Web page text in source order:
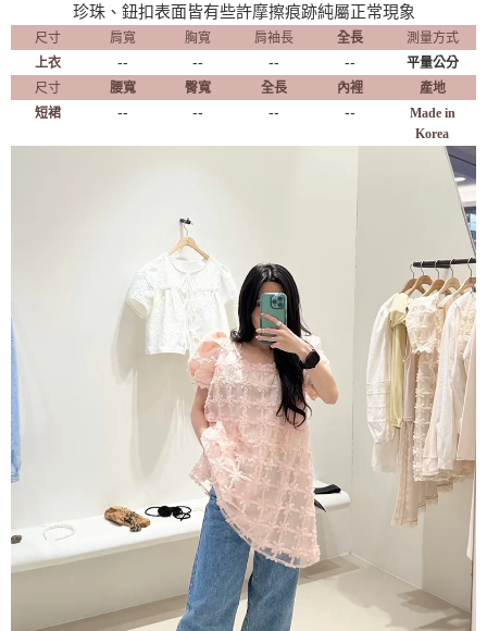
珍珠、鈕扣表面皆有些許摩擦痕跡純屬正常現象
尺寸 肩寬 胸寬 肩袖長 全長
測量方式
上衣
-- -- -- --
平量公分
尺寸
腰寬 臀寬 全長 內裡
產地
短裙
-- -- -- --
Made in
Korea